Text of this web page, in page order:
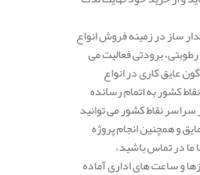
ساز در زمینه فروش انواع
برودتی فعالیت می
عایق کاری در انواع
کشور به اتمام رسانده
نقاط کشور می توانید
و همچنین انجام پروژه
ما در تماس باشید،
و ساعت های اداری آماده